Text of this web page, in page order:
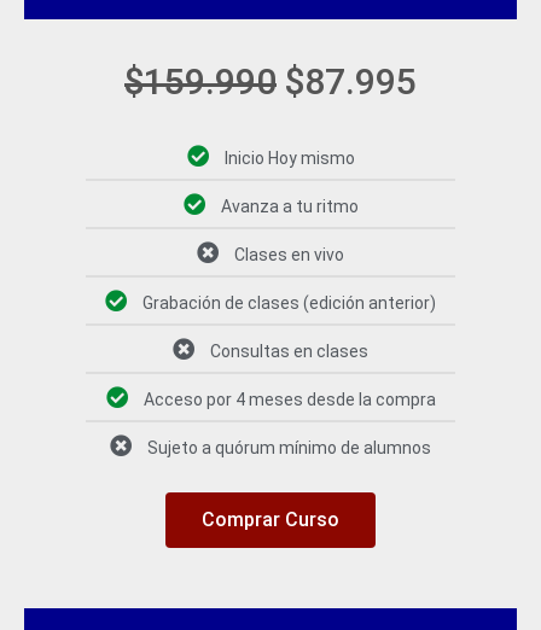
$159.990 $87.995
Inicio Hoy mismo
Avanza a tu ritmo
Clases en vivo
Grabación de clases (edición anterior)
Consultas en clases
Acceso por 4 meses desde la compra
Sujeto a quórum mínimo de alumnos
Comprar Curso